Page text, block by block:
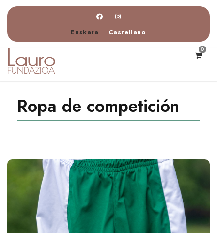
Euskara Castellano
0
Ropa de competición